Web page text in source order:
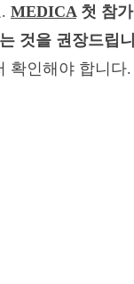
MEDICA 첫 참
것을 권장드립
확인해야 합니다.